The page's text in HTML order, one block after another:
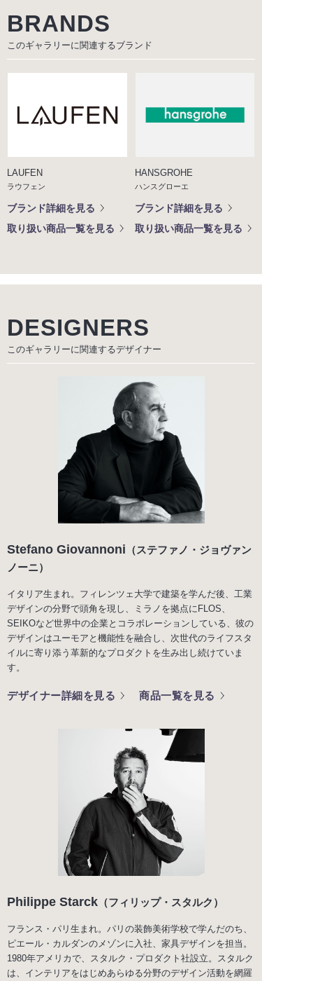
BRANDS
このギャラリーに関連するブランド
LAUFEN
ラウフェン
ブランド詳細を見る
取り扱い商品一覧を見る
HANSGROHE
ハンスグローエ
ブランド詳細を見る
取り扱い商品一覧を見る
DESIGNERS
このギャラリーに関連するデザイナー
Stefano Giovannoni （ステファノ・ジョヴァン
ノーニ）
イタリア生まれ。フィレンツェ大学で建築を学んだ後、工業
デザインの分野で頭角を現し、ミラノを拠点にFLOS、
SEIKOなど世界中の企業とコラボレーションしている、彼の
デザインはユーモアと機能性を融合し、次世代のライフスタ
イルに寄り添う革新的なプロダクトを生み出し続けていま
す。
デザイナー詳細を見る 商品一覧を見る
Philippe Starck （フィリップ・スタルク）
フランス・パリ生まれ。パリの装飾美術学校で学んだのち、
ピエール・カルダンのメゾンに入社、家具デザインを担当。
1980年アメリカで、スタルク・プロダクト社設立。スタルク
は、インテリアをはじめあらゆる分野のデザイン活動を網羅